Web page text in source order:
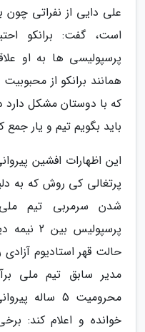
علی دایی از نفراتی چون
است، گفت: برانکو
پرسپولیسی ها به او
همانند برانکو از
که با دوستان مشکل
باید بگویم تیم و یار
این اظهارات افشین
پرتغالی کی روش که به
شدن سرمربی تیم
پرسپولیس
حالت قهر استادیوم
مدیر سابق تیم ملی
محرومیت 5
خوانده و اعلام کند: